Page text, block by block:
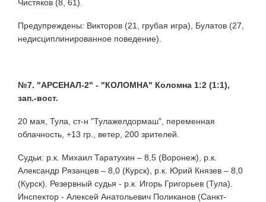
Чистяков (8, 61).
Предупреждены: Викторов (21, грубая игра), Булатов (27,
недисциплинированное поведение).
№7. "АРСЕНАЛ-2" - "КОЛОМНА" Коломна 1:2 (1:1),
зап.-вост.
20 мая, Тула, ст-н "Тулажелдормаш", переменная
облачность, +13 гр., ветер, 200 зрителей.
Судьи: р.к. Михаил Таратухин – 8,5 (Воронеж), р.к.
Александр Рязанцев – 8,0 (Курск), р.к. Юрий Князев – 8,0
(Курск). Резервный судья - р.к. Игорь Григорьев (Тула).
Инспектор - Алексей Анатольевич Поликанов (Санкт-